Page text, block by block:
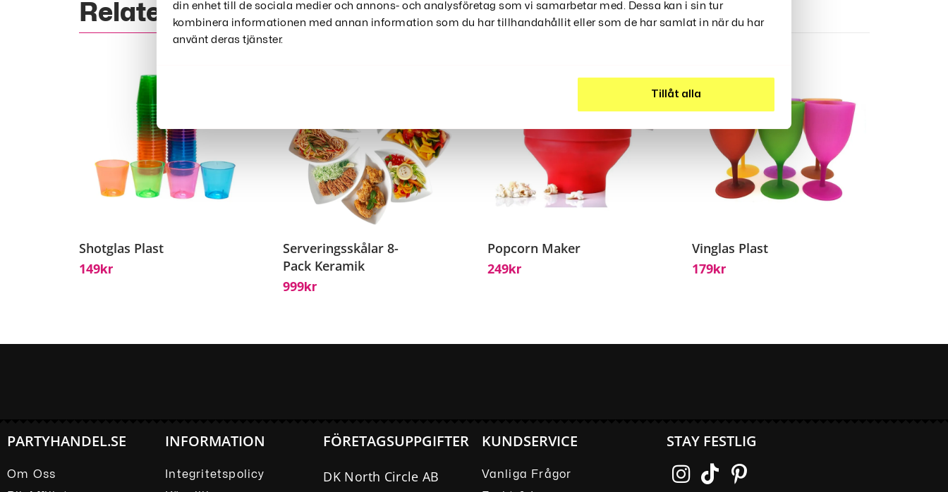
din enhet till de sociala medier och annons- och analysföretag som vi samarbetar med. Dessa kan i sin tur
kombinera informationen med annan information som du har tillhandahållit eller som de har samlat in när du har
använt deras tjänster.
Tillåt alla
Relaterade Produkter
Shotglas Plast
149Kr
Serveringsskålar 8-
Pack Keramik
999Kr
Popcorn Maker
249Kr
Vinglas Plast
179Kr
PARTYHANDEL.SE
Om Oss
INFORMATION
Integritetspolicy
FÖRETAGSUPPGIFTER
DK North Circle AB
KUNDSERVICE
Vanliga Frågor
STAY FESTLIG